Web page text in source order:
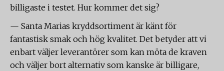
billigaste i testet. Hur kommer det sig?
— Santa Marias kryddsortiment är känt för
fantastisk smak och hög kvalitet. Det betyder att vi
enbart väljer leverantörer som kan möta de kraven
och väljer bort alternativ som kanske är billigare,